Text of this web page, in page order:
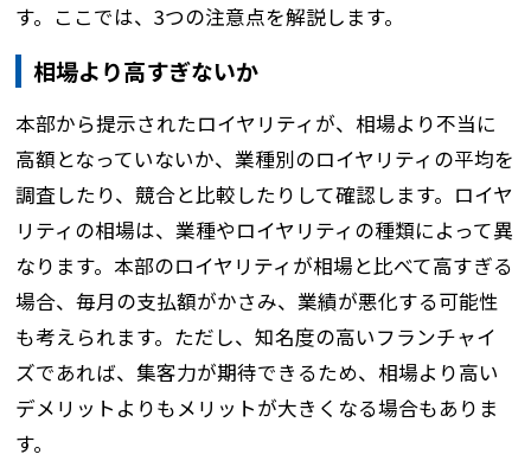
す。ここでは、3つの注意点を解説します。
相場より高すぎないか
本部から提示されたロイヤリティが、相場より不当に
高額となっていないか、業種別のロイヤリティの平均を
調査したり、競合と比較したりして確認します。ロイヤ
リティの相場は、業種やロイヤリティの種類によって異
なります。本部のロイヤリティが相場と比べて高すぎる
場合、毎月の支払額がかさみ、業績が悪化する可能性
も考えられます。ただし、知名度の高いフランチャイ
ズであれば、集客力が期待できるため、相場より高い
デメリットよりもメリットが大きくなる場合もありま
す。